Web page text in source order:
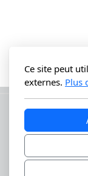
Ce site peut
externes. Plus